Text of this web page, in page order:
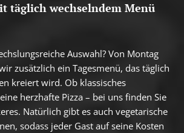
täglich wechselndem Menü
Auswahl? Von Montag
zusätzlich ein Tagesmenü, das täglich
kreiert wird. Ob klassisches
herzhafte Pizza – bei uns finden Sie
Natürlich gibt es auch vegetarische
sodass jeder Gast auf seine Kosten